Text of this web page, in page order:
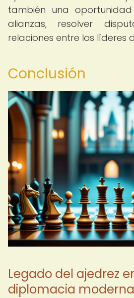
también una
alianzas, resolver
relaciones entre los líderes
Conclusión
Legado del ajedrez
diplomacia moderna